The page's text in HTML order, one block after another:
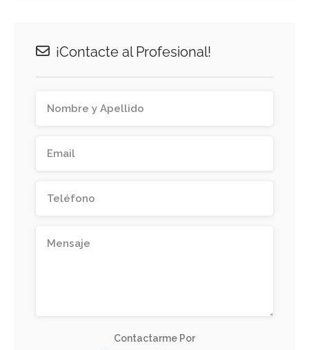
¡Contacte al Profesional!
Contactarme Por